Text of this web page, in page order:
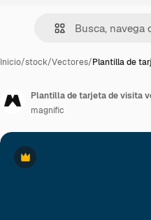
Inicio/stock/Vectores/Plantilla de
Premium
Plantilla de tarjeta de visita
magnific